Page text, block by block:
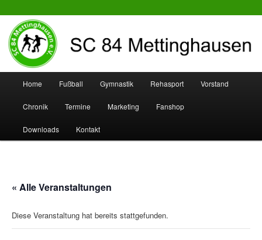
SC 84 Mettinghausen
Zum
Inhalt
wechseln
Zum
sekundären
Inhalt
Home Fußball Gymnastik Rehasport Vorstand
Chronik Termine Marketing Fanshop
Downloads Kontakt
« Alle Veranstaltungen
Diese Veranstaltung hat bereits stattgefunden.